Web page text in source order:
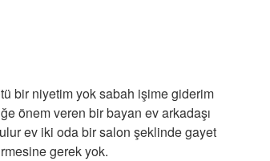
bir niyetim yok sabah işime giderim
önem veren bir bayan ev arkadaşı
ev iki oda bir salon şeklinde gayet
gerek yok.